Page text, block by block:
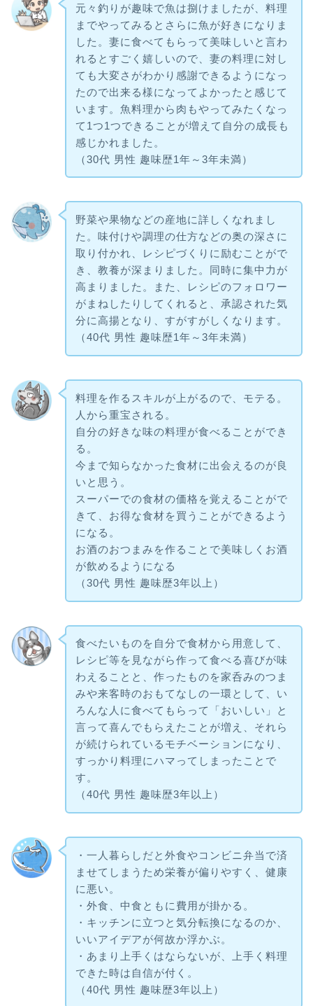
元々釣りが趣味で魚は捌けましたが、料理
までやってみるとさらに魚が好きになりま
した。妻に食べてもらって美味しいと言わ
れるとすごく嬉しいので、妻の料理に対し
ても大変さがわかり感謝できるようになっ
たので出来る様になってよかったと感じて
います。魚料理から肉もやってみたくなっ
て1つ1つできることが増えて自分の成長も
感じかれました。
（30代 男性 趣味歴1年～3年未満）
野菜や果物などの産地に詳しくなれまし
た。味付けや調理の仕方などの奥の深さに
取り付かれ、レシピづくりに励むことがで
き、教養が深まりました。同時に集中力が
高まりました。また、レシピのフォロワー
がまねしたりしてくれると、承認された気
分に高揚となり、すがすがしくなります。
（40代 男性 趣味歴1年～3年未満）
料理を作るスキルが上がるので、モテる。
人から重宝される。
自分の好きな味の料理が食べることができ
る。
今まで知らなかった食材に出会えるのが良
いと思う。
スーパーでの食材の価格を覚えることがで
きて、お得な食材を買うことができるよう
になる。
お酒のおつまみを作ることで美味しくお酒
が飲めるようになる
（30代 男性 趣味歴3年以上）
食べたいものを自分で食材から用意して、
レシピ等を見ながら作って食べる喜びが味
わえることと、作ったものを家呑みのつま
みや来客時のおもてなしの一環として、い
ろんな人に食べてもらって「おいしい」と
言って喜んでもらえたことが増え、それら
が続けられているモチベーションになり、
すっかり料理にハマってしまったことで
す。
（40代 男性 趣味歴3年以上）
・一人暮らしだと外食やコンビニ弁当で済
ませてしまうため栄養が偏りやすく、健康
に悪い。
・外食、中食ともに費用が掛かる。
・キッチンに立つと気分転換になるのか、
いいアイデアが何故か浮かぶ。
・あまり上手くはならないが、上手く料理
できた時は自信が付く。
（40代 男性 趣味歴3年以上）